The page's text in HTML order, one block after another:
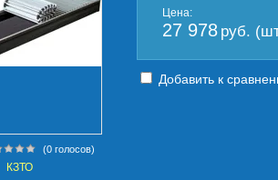
(0 голосов)
КЗТО
Цена:
27 978 руб.
Добавить к